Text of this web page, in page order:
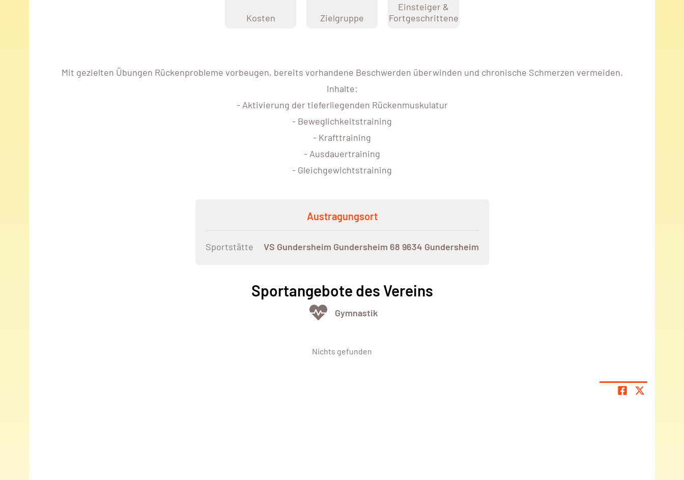
Kosten Zielgruppe
Einsteiger &
Fortgeschrittene
Mit gezielten Übungen Rückenprobleme vorbeugen, bereits vorhandene Beschwerden überwinden und chronische Schmerzen vermeiden.
Inhalte:
- Aktivierung der tieferliegenden Rückenmuskulatur
- Beweglichkeitstraining
- Krafttraining
- Ausdauertraining
- Gleichgewichtstraining
Austragungsort
Sportstätte VS Gundersheim Gundersheim 68 9634 Gundersheim
Sportangebote des Vereins
Gymnastik
Nichts gefunden